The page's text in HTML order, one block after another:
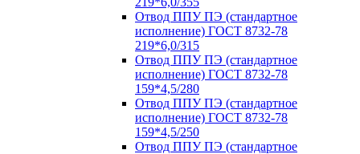
Отвод ППУ ПЭ (стандартное
исполнение) ГОСТ 8732-78
219*6,0/315
Отвод ППУ ПЭ (стандартное
исполнение) ГОСТ 8732-78
159*4,5/280
Отвод ППУ ПЭ (стандартное
исполнение) ГОСТ 8732-78
159*4,5/250
Отвод ППУ ПЭ (стандартное